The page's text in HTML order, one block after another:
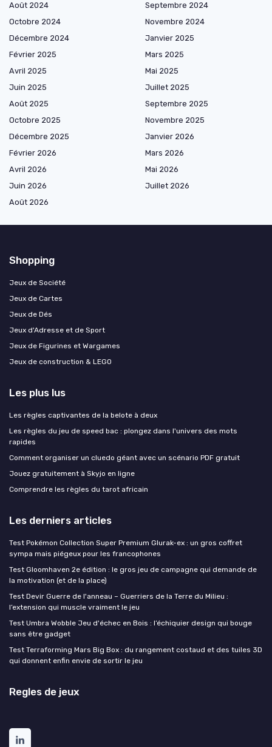
Août 2024
Septembre 2024
Octobre 2024
Novembre 2024
Décembre 2024
Janvier 2025
Février 2025
Mars 2025
Avril 2025
Mai 2025
Juin 2025
Juillet 2025
Août 2025
Septembre 2025
Octobre 2025
Novembre 2025
Décembre 2025
Janvier 2026
Février 2026
Mars 2026
Avril 2026
Mai 2026
Juin 2026
Juillet 2026
Août 2026
Shopping
Jeux de Société
Jeux de Cartes
Jeux de Dés
Jeux d'Adresse et de Sport
Jeux de Figurines et Wargames
Jeux de construction & LEGO
Les plus lus
Les règles captivantes de la belote à deux
Les règles du jeu de speed bac : plongez dans l'univers des mots
rapides
Comment organiser un cluedo géant avec un scénario PDF gratuit
Jouez gratuitement à Skyjo en ligne
Comprendre les règles du tarot africain
Les derniers articles
Test Pokémon Collection Super Premium Glurak-ex : un gros coffret
sympa mais piégeux pour les francophones
Test Gloomhaven 2e édition : le gros jeu de campagne qui demande de
la motivation (et de la place)
Test Devir Guerre de l'anneau – Guerriers de la Terre du Milieu :
l’extension qui muscle vraiment le jeu
Test Umbra Wobble Jeu d'échec en Bois : l’échiquier design qui bouge
sans être gadget
Test Terraforming Mars Big Box : du rangement costaud et des tuiles 3D
qui donnent enfin envie de sortir le jeu
Regles de jeux